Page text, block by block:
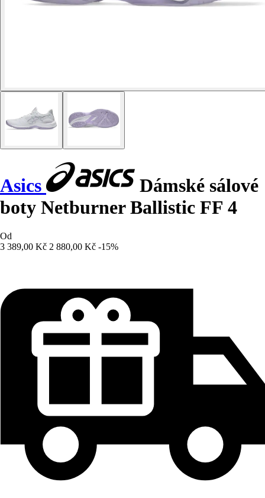
Asics
Dámské sálové
boty Netburner Ballistic FF 4
Od
3 389,00 Kč 2 880,00 Kč -15%